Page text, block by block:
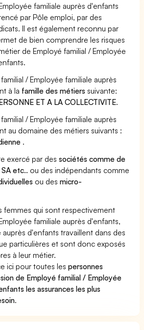
familiale auprès d'enfants
par Pôle emploi, par des
Il est également reconnu par
de bien comprendre les risques
de Employé familial / Employée
/ Employée familiale auprès
à la famille des métiers suivante:
ET A LA COLLECTIVITE.
/ Employée familiale auprès
au domaine des métiers suivants :
.
exercé par dessociétés comme de
SA etc.. ou des indépendants comme
ou desmicro-
femmes qui sont respectivement
familiale auprès d'enfants,
auprès d'enfants travaillent dans des
particulières et sont donc exposés
à leur métier.
ici pour toutes lespersonnes
de Employé familial / Employée
les assurances les plus
.